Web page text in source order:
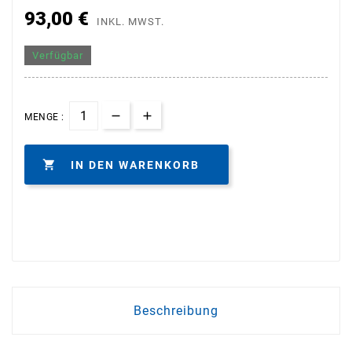
93,00 € INKL. MWST.
Verfügbar
MENGE :
 IN DEN WARENKORB
Beschreibung